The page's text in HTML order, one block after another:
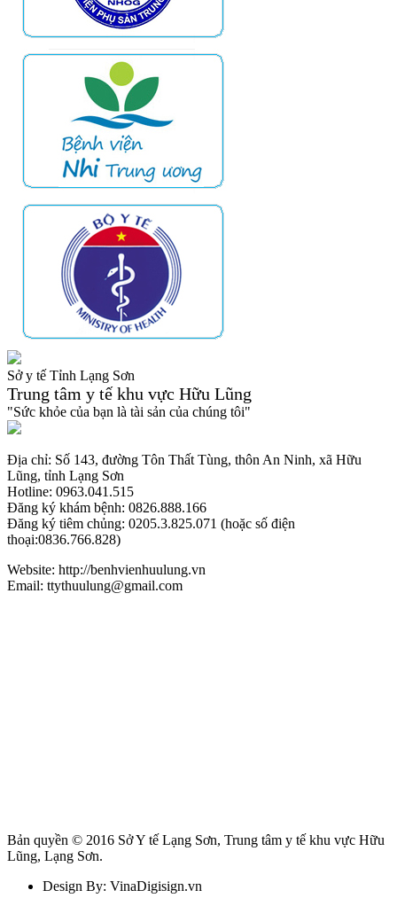
Sở y tế Tỉnh Lạng Sơn
Trung tâm y tế khu vực Hữu Lũng
"Sức khỏe của bạn là tài sản của chúng tôi"
Địa chỉ: Số 143, đường Tôn Thất Tùng, thôn An Ninh, xã Hữu
Lũng, tỉnh Lạng Sơn
Hotline: 0963.041.515
Đăng ký khám bệnh: 0826.888.166
Đăng ký tiêm chủng: 0205.3.825.071 (hoặc số điện
thoại:0836.766.828)
Website: http://benhvienhuulung.vn
Email: ttythuulung@gmail.com
Bản quyền © 2016 Sở Y tế Lạng Sơn, Trung tâm y tế khu vực Hữu
Lũng, Lạng Sơn.
Design By: VinaDigisign.vn